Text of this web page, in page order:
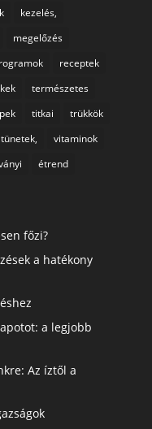
kezelés,
megelőzés
receptek
természetes
titkai
trükkök
tünetek,
vitaminok
étrend
főzi?
a hatékony
a legjobb
Az íztől a